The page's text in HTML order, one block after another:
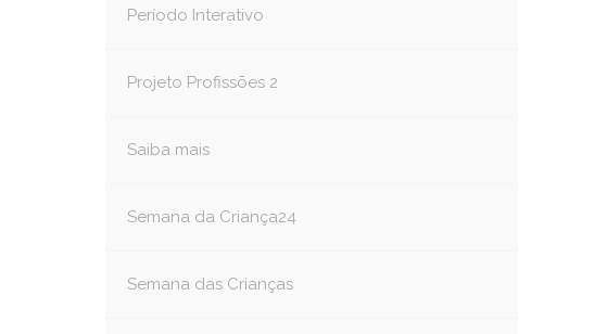
Período Interativo
Projeto Profissões 2
Saiba mais
Semana da Criança24
Semana das Crianças